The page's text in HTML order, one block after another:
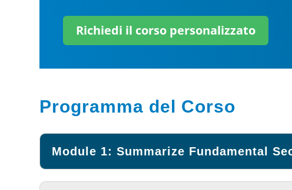
Richiedi il corso personalizzato
Programma del Corso
Module 1: Summarize Fundamental